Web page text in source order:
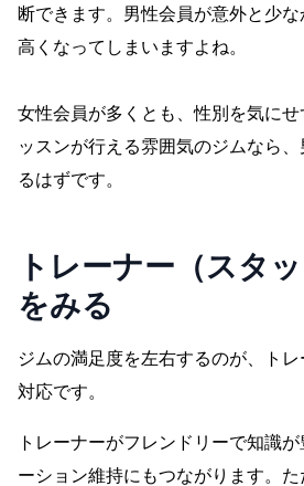
断できます。男性会員が意外と少
高くなってしまいますよね。
女性会員が多くとも、性別を気に
ッスンが行える雰囲気のジムなら
るはずです。
トレーナー（スタ
をみる
ジムの満足度を左右するのが、ト
対応です。
トレーナーがフレンドリーで知識
ーション維持にもつながります。